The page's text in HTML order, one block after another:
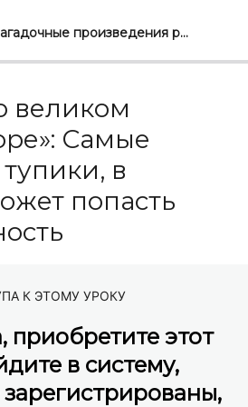
Самые загадочные произведения русской литературы: перечитать, понять, полюбить
зарыть в землю таланты и
достижении
ребёнка так, чтобы он не смог
действия «родительских
которые может попасть наша
Почему Церковь против
человек теряет последний
и почему идет Иисус Христос
великом
Самые
в
попасть
К ЭТОМУ УРОКУ
приобретите этот
в систему,